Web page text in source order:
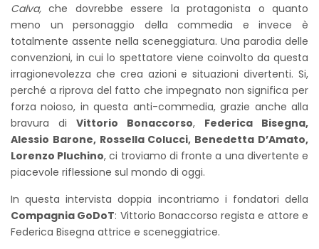
Calva, che dovrebbe essere la protagonista o quanto
meno un personaggio della commedia e invece è
totalmente assente nella sceneggiatura. Una parodia delle
convenzioni, in cui lo spettatore viene coinvolto da questa
irragionevolezza che crea azioni e situazioni divertenti. Si,
perché a riprova del fatto che impegnato non significa per
forza noioso, in questa anti-commedia, grazie anche alla
bravura di Vittorio Bonaccorso, Federica Bisegna,
Alessio Barone, Rossella Colucci, Benedetta D’Amato,
Lorenzo Pluchino, ci troviamo di fronte a una divertente e
piacevole riflessione sul mondo di oggi.
In questa intervista doppia incontriamo i fondatori della
Compagnia GoDoT: Vittorio Bonaccorso regista e attore e
Federica Bisegna attrice e sceneggiatrice.